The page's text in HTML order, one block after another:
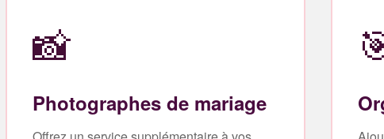
📸
Photographes de mariage